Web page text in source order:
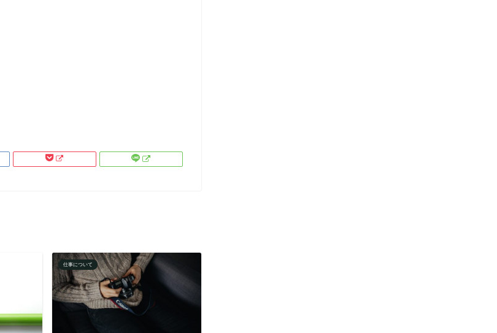
仕事について